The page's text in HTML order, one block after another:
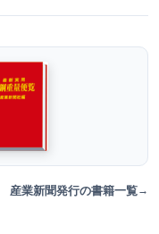
産業新聞発行の書籍一覧